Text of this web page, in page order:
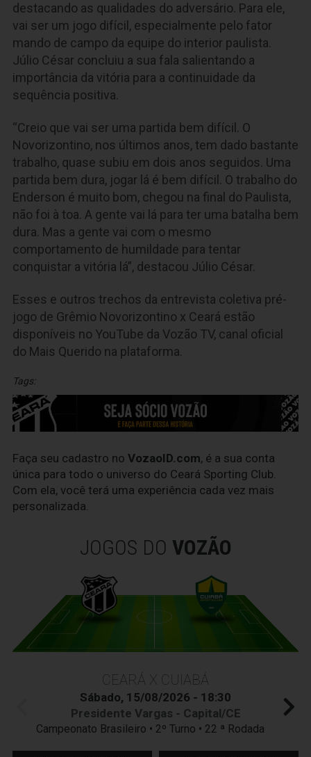
destacando as qualidades do adversário. Para ele,
vai ser um jogo difícil, especialmente pelo fator
mando de campo da equipe do interior paulista.
Júlio César concluiu a sua fala salientando a
importância da vitória para a continuidade da
sequência positiva.
“Creio que vai ser uma partida bem difícil. O
Novorizontino, nos últimos anos, tem dado bastante
trabalho, quase subiu em dois anos seguidos. Uma
partida bem dura, jogar lá é bem difícil. O trabalho do
Enderson é muito bom, chegou na final do Paulista,
não foi à toa. A gente vai lá para ter uma batalha bem
dura. Mas a gente vai com o mesmo
comportamento de humildade para tentar
conquistar a vitória lá”, destacou Júlio César.
Esses e outros trechos da entrevista coletiva pré-
jogo de Grêmio Novorizontino x Ceará estão
disponíveis no YouTube da Vozão TV, canal oficial
do Mais Querido na plataforma.
Tags:
Faça seu cadastro no VozaoID.com, é a sua conta
única para todo o universo do Ceará Sporting Club.
Com ela, você terá uma experiência cada vez mais
personalizada.
JOGOS DO VOZÃO
CEARÁ X CUIABÁ
Sábado, 15/08/2026 - 18:30
Presidente Vargas - Capital/CE
Campeonato Brasileiro • 2º Turno • 22 ª Rodada